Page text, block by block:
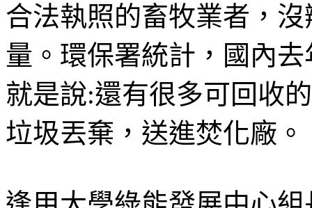
合法執照的畜牧業者，
量。環保署統計，國內
就是說:還有很多可回收
垃圾丟棄，送進焚化廠。